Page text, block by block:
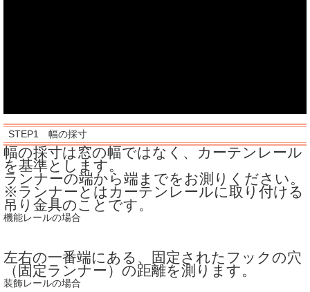
STEP1 幅の採寸
幅の採寸は窓の幅ではなく、カーテンレール
を基準とします。
ランナーの端から端までをお測りください。
※ランナーとはカーテンレールに取り付ける
吊り金具のことです。
機能レールの場合
左右の一番端にある、固定されたフックの穴
（固定ランナー）の距離を測ります。
装飾レールの場合